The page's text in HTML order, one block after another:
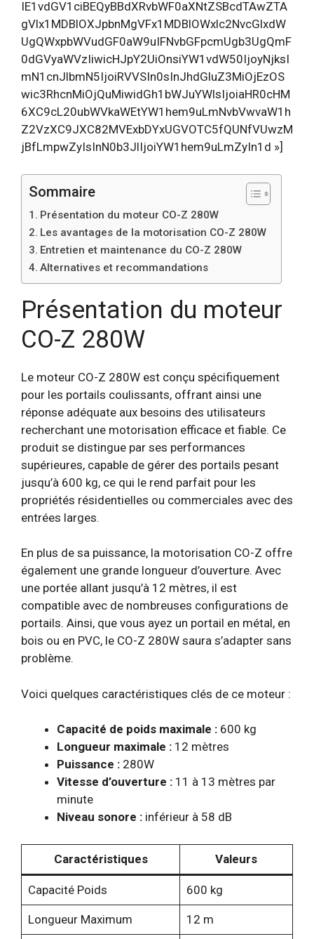
IE1vdGV1ciBEQyBBdXRvbWF0aXNtZSBcdTAwZTA
gVlx1MDBlOXJpbnMgVFx1MDBlOWxlc2NvcGlxdW
UgQWxpbWVudGF0aW9uIFNvbGFpcmUgb3UgQmF
0dGVyaWVzIiwicHJpY2UiOnsiYW1vdW50IjoyNjksI
mN1cnJlbmN5IjoiRVVSIn0sInJhdGluZ3MiOjEzOS
wic3RhcnMiOjQuMiwidGh1bWJuYWlsIjoiaHR0cHM
6XC9cL20ubWVkaWEtYW1hem9uLmNvbVwvaW1h
Z2VzXC9JXC82MVExbDYxUGVOTC5fQUNfVUwzM
jBfLmpwZyIsInN0b3JlIjoiYW1hem9uLmZyIn1d »]
Sommaire
Présentation du moteur CO-Z 280W
Les avantages de la motorisation CO-Z 280W
Entretien et maintenance du CO-Z 280W
Alternatives et recommandations
Présentation du moteur
CO-Z 280W
Le moteur CO-Z 280W est conçu spécifiquement
pour les portails coulissants, offrant ainsi une
réponse adéquate aux besoins des utilisateurs
recherchant une motorisation efficace et fiable. Ce
produit se distingue par ses performances
supérieures, capable de gérer des portails pesant
jusqu’à 600 kg, ce qui le rend parfait pour les
propriétés résidentielles ou commerciales avec des
entrées larges.
En plus de sa puissance, la motorisation CO-Z offre
également une grande longueur d’ouverture. Avec
une portée allant jusqu’à 12 mètres, il est
compatible avec de nombreuses configurations de
portails. Ainsi, que vous ayez un portail en métal, en
bois ou en PVC, le CO-Z 280W saura s’adapter sans
problème.
Voici quelques caractéristiques clés de ce moteur :
Capacité de poids maximale : 600 kg
Longueur maximale : 12 mètres
Puissance : 280W
Vitesse d’ouverture : 11 à 13 mètres par
minute
Niveau sonore : inférieur à 58 dB
Caractéristiques Valeurs
Capacité Poids 600 kg
Longueur Maximum 12 m